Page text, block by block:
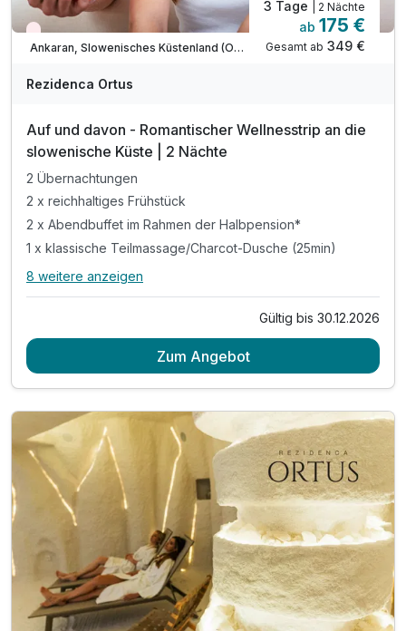
Wieder frei ab September
Ankaran, Slowenisches Küstenland (Obalno-kraska)
3 Tage | 2 Nächte
ab 175 €
Gesamt ab 349 €
Rezidenca Ortus
Auf und davon - Romantischer Wellnesstrip an die
slowenische Küste | 2 Nächte
2 Übernachtungen
2 x reichhaltiges Frühstück
2 x Abendbuffet im Rahmen der Halbpension*
1 x klassische Teilmassage/Charcot-Dusche (25min)
Alle Inklusivleistungen
2 x reichhaltiges Frühstück
2 x Eintritt in die Sauna für 3 Std (ab 15 Jahren)
1 x Halo-Therapie in der Salzgrotte
inkl. Welcome Drink
inkl. Entspannung auf dem Barfuß-Kneipp-Pfad
inkl. Bademantel für den Aufenthalt
inkl. Parkplatz & W-LAN Nutzung
Nutzung des Außenpools (ca. Mai-September)
* am Sonntag hat das Restaurant geschlossen
8 weitere anzeigen
Gültig bis 30.12.2026
Zum Angebot